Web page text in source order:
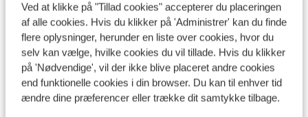
Ved at klikke på "Tillad cookies" accepterer du placeringen
af alle cookies. Hvis du klikker på 'Administrer' kan du finde
flere oplysninger, herunder en liste over cookies, hvor du
selv kan vælge, hvilke cookies du vil tillade. Hvis du klikker
på 'Nødvendige', vil der ikke blive placeret andre cookies
end funktionelle cookies i din browser. Du kan til enhver tid
ændre dine præferencer eller trække dit samtykke tilbage.
Afstand til skipiste ca. 100 meter
Afstand til busstoppested til skilift ca. 200 meter
Afstand til skilift ca. 100 meter
Afstand til nærmeste butikker ca. 15 meter
Afstand til nærmeste kiosk ca. 150 meter
Liftkort/skileje/undervisning